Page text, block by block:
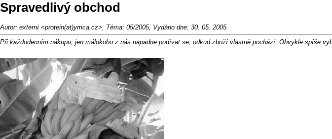
Spravedlivý obchod
Autor: externí <protein(at)ymca.cz>, Téma: 05/2005, Vydáno dne: 30. 05. 2005
Při každodenním nákupu, jen málokoho z nás napadne podívat se, odkud zboží vlastně pochází. Obvykle spíše